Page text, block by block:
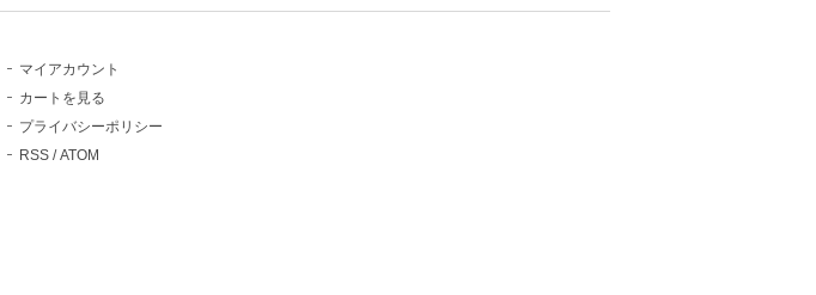
マイアカウント
カートを見る
プライバシーポリシー
RSS /ATOM